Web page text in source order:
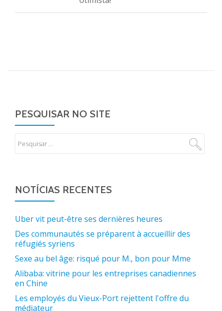
PESQUISAR NO SITE
NOTÍCIAS RECENTES
Uber vit peut-être ses dernières heures
Des communautés se préparent à accueillir des
réfugiés syriens
Sexe au bel âge: risqué pour M., bon pour Mme
Alibaba: vitrine pour les entreprises canadiennes
en Chine
Les employés du Vieux-Port rejettent l'offre du
médiateur